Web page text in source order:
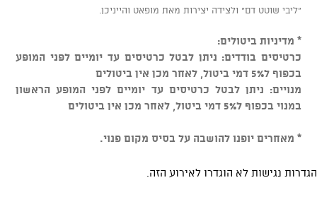
"ליבי שוטט דם" ולצידה יצירות מאת מופאט והייניכן.
* מדיניות ביטולים:
כרטיסים בודדים: ניתן לבטל כרטיסים עד יומיים לפני המופע
בכפוף ל5% דמי ביטול, לאחר מכן אין ביטולים
מנויים: ניתן לבטל כרטיסים עד יומיים לפני המופע הראשון
במנוי בכפוף ל5% דמי ביטול, לאחר מכן אין ביטולים
* מאחרים יופנו להושבה על בסיס מקום פנוי.
הגדרות נגישות לא הוגדרו לאירוע הזה.